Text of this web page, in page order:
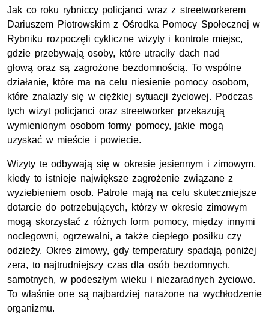
Jak co roku rybniccy policjanci wraz z streetworkerem
Dariuszem Piotrowskim z Ośrodka Pomocy Społecznej w
Rybniku rozpoczęli cykliczne wizyty i kontrole miejsc,
gdzie przebywają osoby, które utraciły dach nad
głową oraz są zagrożone bezdomnością. To wspólne
działanie, które ma na celu niesienie pomocy osobom,
które znalazły się w ciężkiej sytuacji życiowej. Podczas
tych wizyt policjanci oraz streetworker przekazują
wymienionym osobom formy pomocy, jakie mogą
uzyskać w mieście i powiecie.
Wizyty te odbywają się w okresie jesiennym i zimowym,
kiedy to istnieje największe zagrożenie związane z
wyziebieniem osob. Patrole mają na celu skuteczniejsze
dotarcie do potrzebujących, którzy w okresie zimowym
mogą skorzystać z różnych form pomocy, między innymi
noclegowni, ogrzewalni, a także ciepłego posiłku czy
odzieży. Okres zimowy, gdy temperatury spadają poniżej
zera, to najtrudniejszy czas dla osób bezdomnych,
samotnych, w podeszłym wieku i niezaradnych życiowo.
To właśnie one są najbardziej narażone na wychłodzenie
organizmu.